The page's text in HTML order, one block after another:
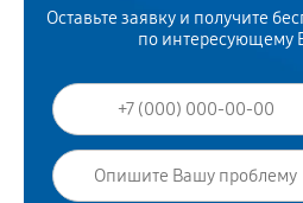
Оставьте заявку и получите
по интересующему